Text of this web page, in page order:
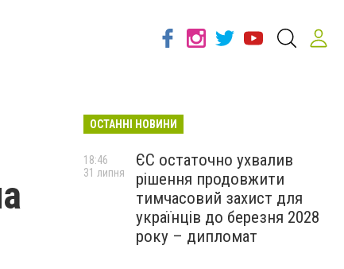
ОСТАННІ НОВИНИ
ЄС остаточно ухвалив
рішення продовжити
тимчасовий захист для
українців до березня 2028
року – дипломат
18:46
31 липня